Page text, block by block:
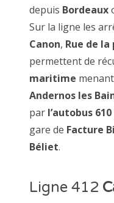
depuis Bordeaux
Sur la ligne les
Canon, Rue de
permettent de
maritime
Andernos les
par l’autobus 610
gare de Facture
Béliet.
Ligne 412